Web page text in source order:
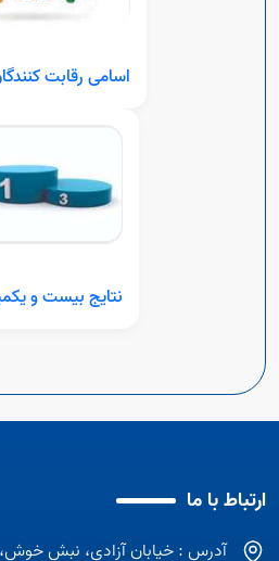
اسامی رقابت
نتایج بیست و
ارتباط با ما
آدرس : خیابان آزادی، نبش